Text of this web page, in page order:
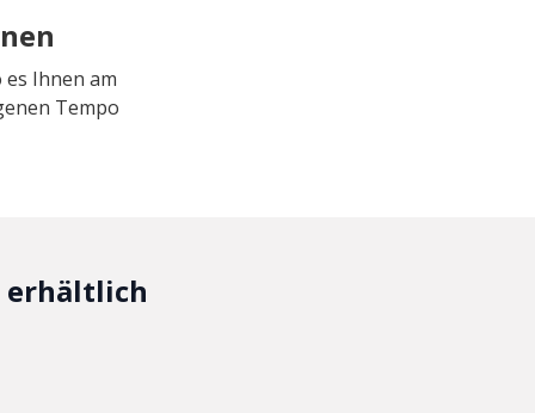
es Ihnen am
Tempo
erhältlich